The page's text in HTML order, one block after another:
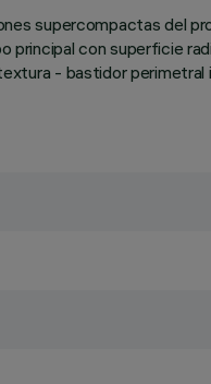
supercompactas del
con superficie
- bastidor perimetral